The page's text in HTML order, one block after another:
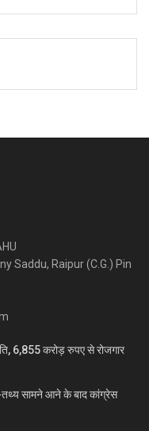
Saddu, Raipur (C.G.) Pin
6,855 करोड़ रुपए से रोजगार
सामने आने के बाद कांग्रेस